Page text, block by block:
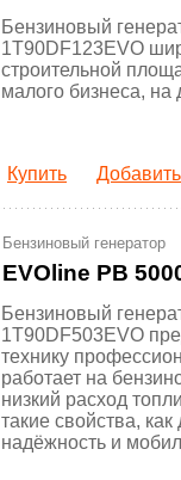
Бензиновый
1T90DF123EVO
строительной
малого бизнеса, на
Купить
Бензиновый генератор
EVOline PB
Бензиновый
1T90DF503EVO
технику
работает на
низкий расход
такие свойства,
надёжность и